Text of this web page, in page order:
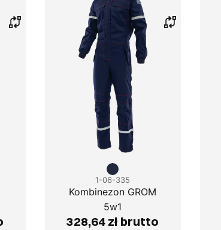
1-06-335
Kombinezon GROM
5w1
328,64 zł brutto